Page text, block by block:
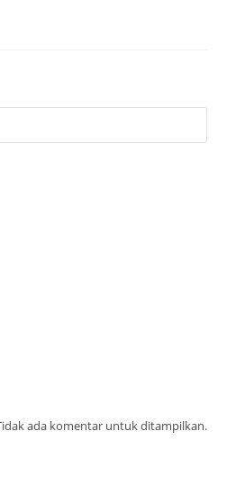
ada komentar untuk ditampilkan.